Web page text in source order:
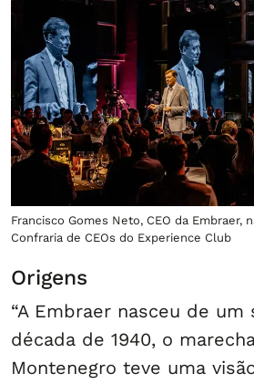
Francisco Gomes Neto, CEO da Embraer,
Confraria de CEOs do Experience Club
Origens
“A Embraer nasceu de um
década de 1940, o
Montenegro teve uma